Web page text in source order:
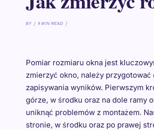
BY 9 MIN READ
Pomiar rozmiaru okna jest
zmierzyć okno, należy przygotować
zapisywania wyników. Pierwszym
górze, w środku oraz na dole ramy
uniknąć problemów z montażem.
stronie, w środku oraz po prawej